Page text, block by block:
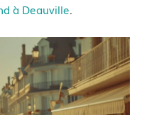
à Deauville.